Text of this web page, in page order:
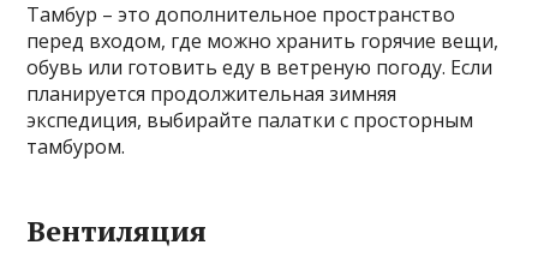
Тамбур – это дополнительное пространство
перед входом, где можно хранить горячие вещи,
обувь или готовить еду в ветреную погоду. Если
планируется продолжительная зимняя
экспедиция, выбирайте палатки с просторным
тамбуром.
Вентиляция